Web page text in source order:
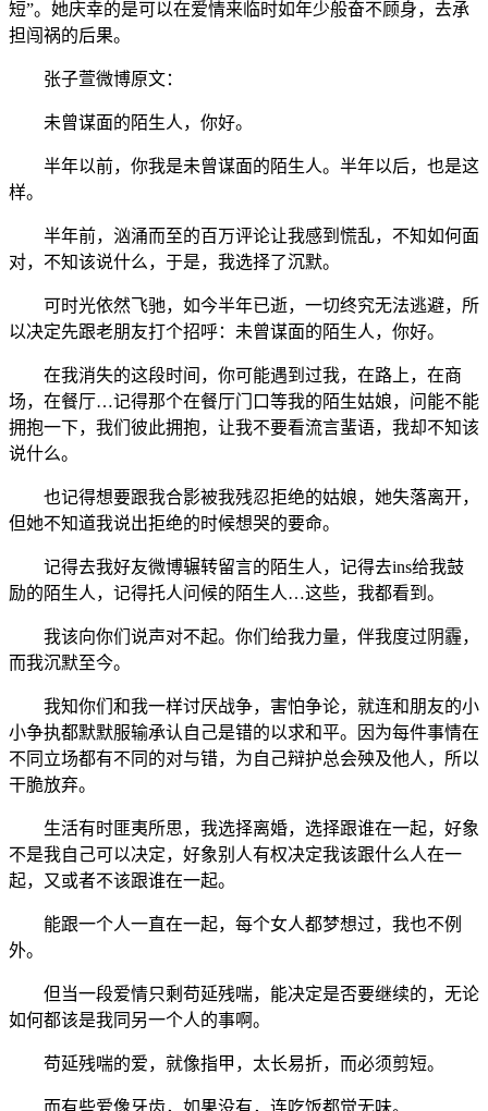
短”。她庆幸的是可以在爱情来临时如年少般奋不顾身，去承
担闯祸的后果。
张子萱微博原文：
未曾谋面的陌生人，你好。
半年以前，你我是未曾谋面的陌生人。半年以后，也是这
样。
半年前，汹涌而至的百万评论让我感到慌乱，不知如何面
对，不知该说什么，于是，我选择了沉默。
可时光依然飞驰，如今半年已逝，一切终究无法逃避，所
以决定先跟老朋友打个招呼：未曾谋面的陌生人，你好。
在我消失的这段时间，你可能遇到过我，在路上，在商
场，在餐厅…记得那个在餐厅门口等我的陌生姑娘，问能不能
拥抱一下，我们彼此拥抱，让我不要看流言蜚语，我却不知该
说什么。
也记得想要跟我合影被我残忍拒绝的姑娘，她失落离开，
但她不知道我说出拒绝的时候想哭的要命。
记得去我好友微博辗转留言的陌生人，记得去ins给我鼓
励的陌生人，记得托人问候的陌生人…这些，我都看到。
我该向你们说声对不起。你们给我力量，伴我度过阴霾，
而我沉默至今。
我知你们和我一样讨厌战争，害怕争论，就连和朋友的小
小争执都默默服输承认自己是错的以求和平。因为每件事情在
不同立场都有不同的对与错，为自己辩护总会殃及他人，所以
干脆放弃。
生活有时匪夷所思，我选择离婚，选择跟谁在一起，好象
不是我自己可以决定，好象别人有权决定我该跟什么人在一
起，又或者不该跟谁在一起。
能跟一个人一直在一起，每个女人都梦想过，我也不例
外。
但当一段爱情只剩苟延残喘，能决定是否要继续的，无论
如何都该是我同另一个人的事啊。
苟延残喘的爱，就像指甲，太长易折，而必须剪短。